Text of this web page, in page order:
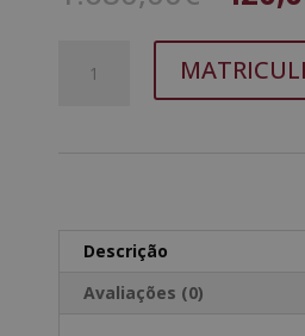
preço
era:
Trainer
Mestrado
Descrição
Avaliações (0)